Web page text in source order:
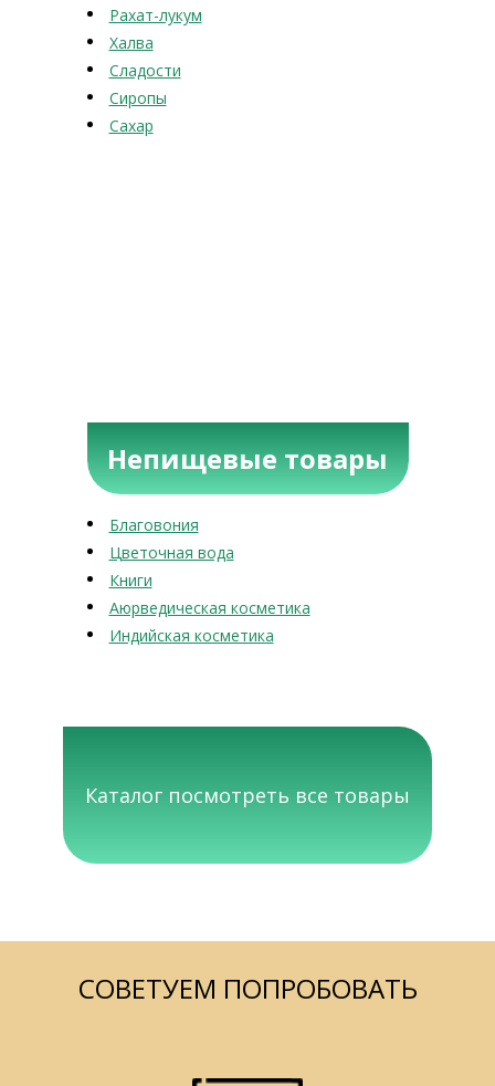
Рахат-лукум
Халва
Сладости
Сиропы
Сахар
Непищевые товары
Благовония
Цветочная вода
Книги
Аюрведическая косметика
Индийская косметика
Каталог посмотреть все товары
СОВЕТУЕМ ПОПРОБОВАТЬ